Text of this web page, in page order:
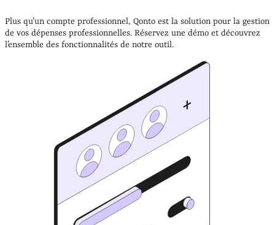
Plus qu’un compte professionnel, Qonto est la solution pour la gestion
de vos dépenses professionnelles. Réservez une démo et découvrez
l’ensemble des fonctionnalités de notre outil.